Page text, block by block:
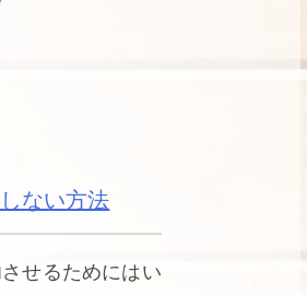
ない方法
せるためにはい